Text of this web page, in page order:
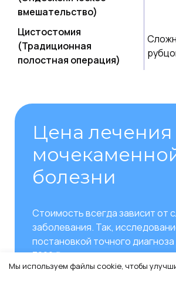
вмешательство)
Цистостомия
(Традиционная
полостная операция)
Цена лечения
болезни
Стоимость всегда зависит от
заболевания. Так,
постановкой точного
3000 ₽, а самая сложная
запущенном случае стоит от
Мы используем файлы cookie, чтобы